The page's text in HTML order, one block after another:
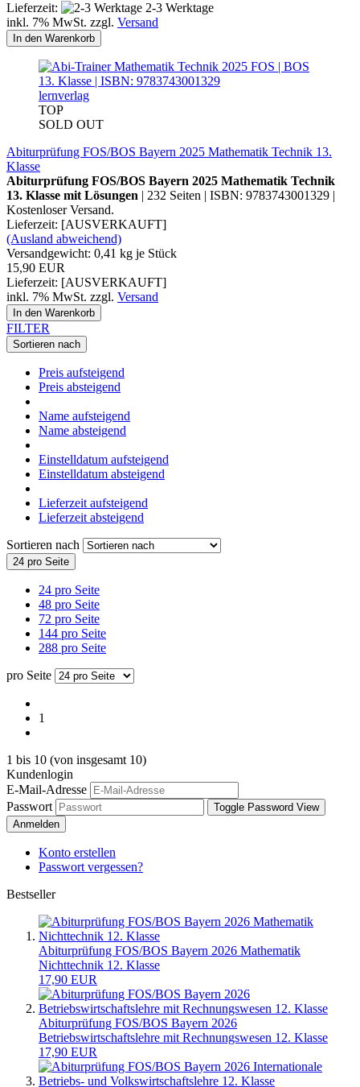
Lieferzeit:
2-3 Werktage
inkl. 7% MwSt. zzgl. Versand
In den Warenkorb
lernverlag
TOP
SOLD OUT
Abiturprüfung FOS/BOS Bayern 2025 Mathematik Technik 13.
Klasse
Abiturprüfung FOS/BOS Bayern 2025 Mathematik Technik
13. Klasse mit Lösungen | 232 Seiten | ISBN: 9783743001329 |
Kostenloser Versand.
Lieferzeit: [AUSVERKAUFT]
(Ausland abweichend)
Versandgewicht: 0,41 kg je Stück
15,90 EUR
Lieferzeit: [AUSVERKAUFT]
inkl. 7% MwSt. zzgl. Versand
In den Warenkorb
FILTER
Sortieren nach
Preis aufsteigend
Preis absteigend
Name aufsteigend
Name absteigend
Einstelldatum aufsteigend
Einstelldatum absteigend
Lieferzeit aufsteigend
Lieferzeit absteigend
Sortieren nach
24 pro Seite
24 pro Seite
48 pro Seite
72 pro Seite
144 pro Seite
288 pro Seite
pro Seite
1
1 bis 10 (von insgesamt 10)
Kundenlogin
E-Mail-Adresse
Passwort
Toggle Password View
Anmelden
Konto erstellen
Passwort vergessen?
Bestseller
Abiturprüfung FOS/BOS Bayern 2026 Mathematik
Nichttechnik 12. Klasse
17,90 EUR
Abiturprüfung FOS/BOS Bayern 2026
Betriebswirtschaftslehre mit Rechnungswesen 12. Klasse
17,90 EUR